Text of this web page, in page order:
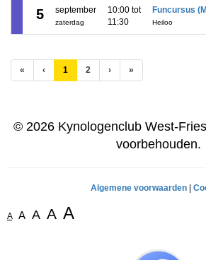
5 september
zaterdag
10:00 tot
11:30
Funcursus
Heiloo
« ‹ 1 (huidige)
2 › »
© 2026 Kynologenclub West-
voorbehouden.
Algemene voorwaarden
A A A A A